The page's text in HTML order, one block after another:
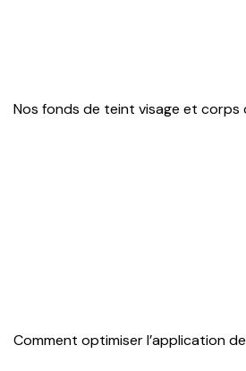
Nos fonds de teint visage et
Comment optimiser l’application